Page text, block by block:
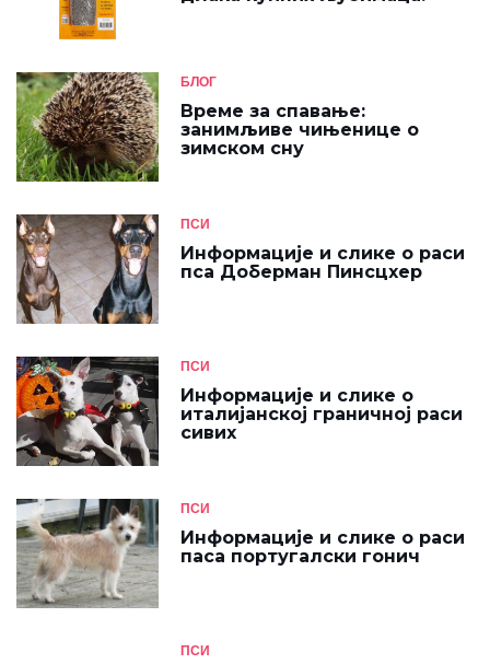
БЛОГ
Време за спавање:
занимљиве чињенице о
зимском сну
ПСИ
Информације и слике о раси
пса Доберман Пинсцхер
ПСИ
Информације и слике о
италијанској граничној раси
сивих
ПСИ
Информације и слике о раси
паса португалски гонич
ПСИ